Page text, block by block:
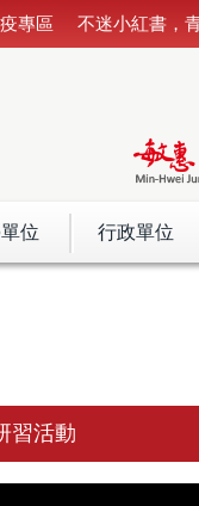
專區 不迷小紅書，
位 行政單位
習活動